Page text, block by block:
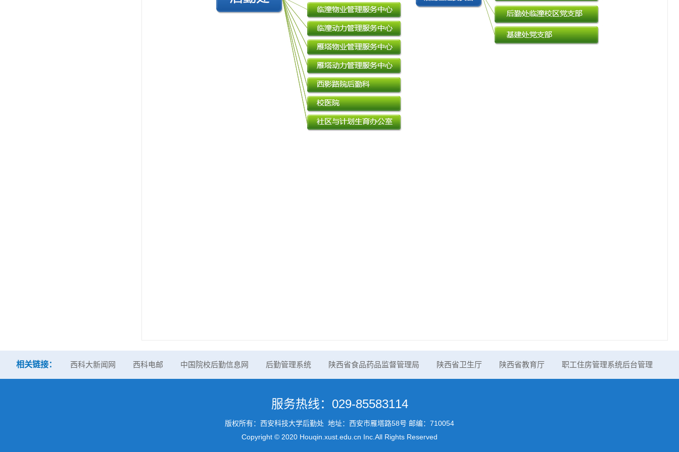
相关链接： 西科大新闻网 西科电邮 中国院校后勤信息网 后勤管理系统 陕西省食品药品监督管理局 陕西省卫生厅 陕西省教育厅 职工住房管理系统后台管理
服务热线：029-85583114
版权所有：西安科技大学后勤处 地址：西安市雁塔路58号 邮编：710054
Copyright © 2020 Houqin.xust.edu.cn Inc.All Rights Reserved